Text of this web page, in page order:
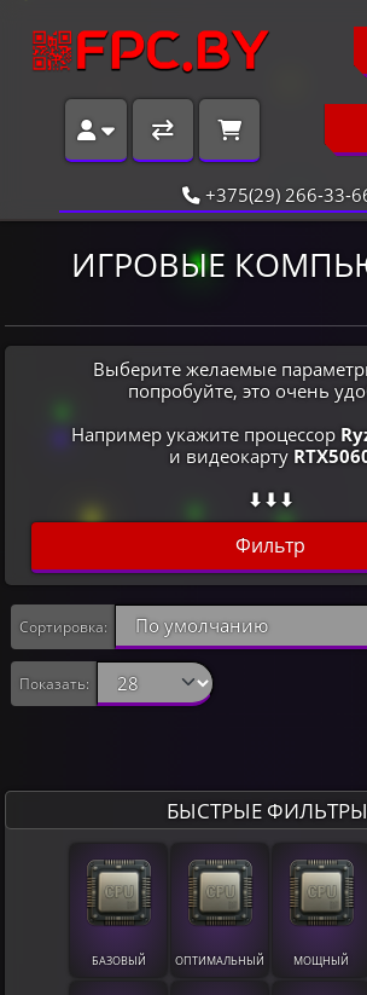
+375(29) 266-33-
ИГРОВЫЕ
Выберите желаемые
попробуйте, это очень
Например укажите процессор
и видеокарту
⬇⬇⬇
Фильтр
Сортировка:
Показать:
БЫСТРЫЕ
БАЗОВЫЙ ОПТИМАЛЬНЫЙ МОЩНЫЙ